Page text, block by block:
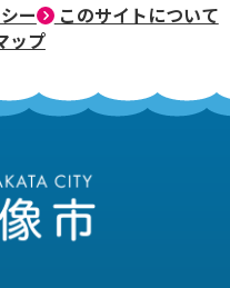
ー
このサイトについて
ップ